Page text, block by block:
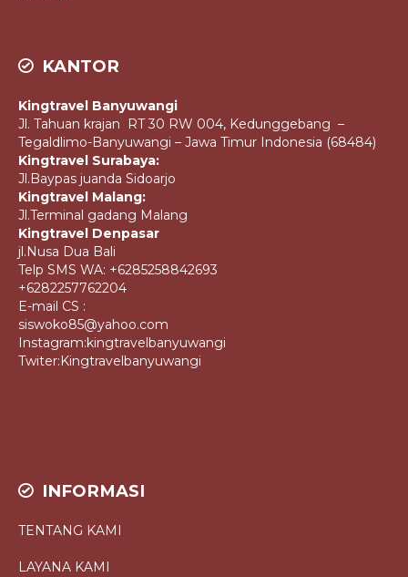
KANTOR
Kingtravel Banyuwangi
Jl. Tahuan krajan RT 30 RW 004, Kedunggebang –
Tegaldlimo-Banyuwangi – Jawa Timur Indonesia (68484)
Kingtravel Surabaya:
Jl.Baypas juanda Sidoarjo
Kingtravel Malang:
Jl.Terminal gadang Malang
Kingtravel Denpasar
jl.Nusa Dua Bali
Telp SMS WA: +6285258842693
+6282257762204
E-mail CS :
siswoko85@yahoo.com
Instagram:kingtravelbanyuwangi
Twiter:Kingtravelbanyuwangi
INFORMASI
TENTANG KAMI
LAYANA KAMI